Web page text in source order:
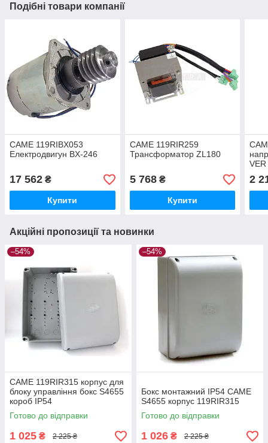
Подібні товари компанії
CAME 119RIBX053
Електродвигун BX-246
17 562 ₴
Купити
CAME 119RIR259
Трансформатор ZL180
5 768₴
Купити
2
Акційні пропозиції та новинки
–54%
CAME 119RIR315 корпус для
блоку управління бокс S4655
короб IP54
Готово до відправки
1 025 ₴ 2 225 ₴
–54%
Бокс монтажний IP54 CAME
S4655 корпус 119RIR315
Готово до відправки
1 026 ₴ 2 225 ₴